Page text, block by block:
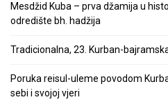
Mesdžid Kuba – prva džamija u
odredište bh. hadžija
Tradicionalna, 23. Kurban-
Poruka reisul-uleme povodom
sebi i svojoj vjeri